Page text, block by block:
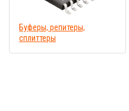
Буферы, репитеры,
сплиттеры